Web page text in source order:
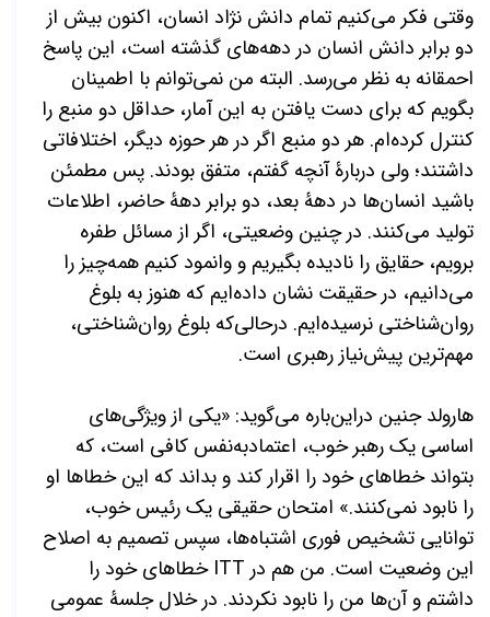
وقتی فکر می‌کنیم تمام دانش نژاد انسان، اکنون بیش از
دو برابر دانش انسان در دهه‌های گذشته است، این پاسخ
احمقانه به نظر می‌رسد. البته من نمی‌توانم با اطمینان
بگویم که برای دست یافتن به این آمار، حداقل دو منبع را
کنترل کرده‌ام. هر دو منبع اگر در هر حوزه دیگر، اختلافاتی
داشتند؛ ولی دربارۀ آنچه گفتم، متفق بودند. پس مطمئن
باشید انسان‌ها در دهۀ بعد، دو برابر دهۀ حاضر، اطلاعات
تولید می‌کنند. در چنین وضعیتی، اگر از مسائل طفره
برویم، حقایق را نادیده بگیریم و وانمود کنیم همه‌چیز را
می‌دانیم، در حقیقت نشان داده‌ایم که هنوز به بلوغ
روان‌شناختی نرسیده‌ایم. درحالی‌که بلوغ روان‌شناختی،
مهم‌ترین پیش‌نیاز رهبری است.
هارولد جنین دراین‌باره می‌گوید: «یکی از ویژگی‌های
اساسی یک رهبر خوب، اعتمادبه‌نفس کافی است، که
بتواند خطاهای خود را اقرار کند و بداند که این خطاها او
را نابود نمی‌کنند.» امتحان حقیقی یک رئیس خوب،
توانایی تشخیص فوری اشتباه‌ها، سپس تصمیم به اصلاح
این وضعیت است. من هم در ITTخطاهای خود را
داشتم و آن‌ها من را نابود نکردند. در خلال جلسۀ عمومی